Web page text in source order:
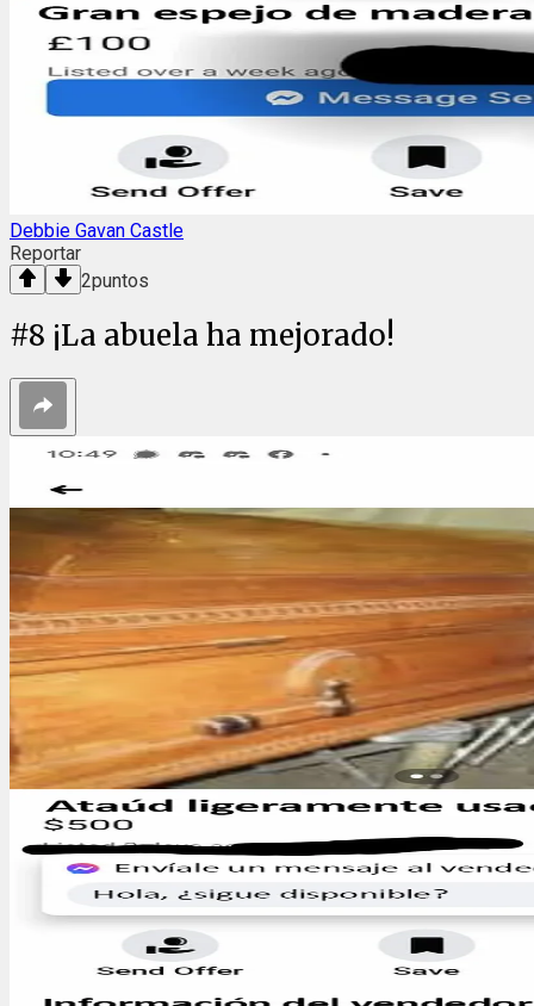
Debbie Gavan Castle
Reportar
2puntos
#8 ¡La abuela ha mejorado!